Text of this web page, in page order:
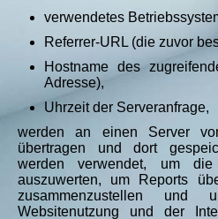
verwendetes
Referrer-URL (die zuvor
Hostname des
Adresse),
Uhrzeit der Serveranfrage,
werden an einen Server
übertragen und dort
werden verwendet, um
auszuwerten, um Reports
zusammenzustellen
Websitenutzung und der